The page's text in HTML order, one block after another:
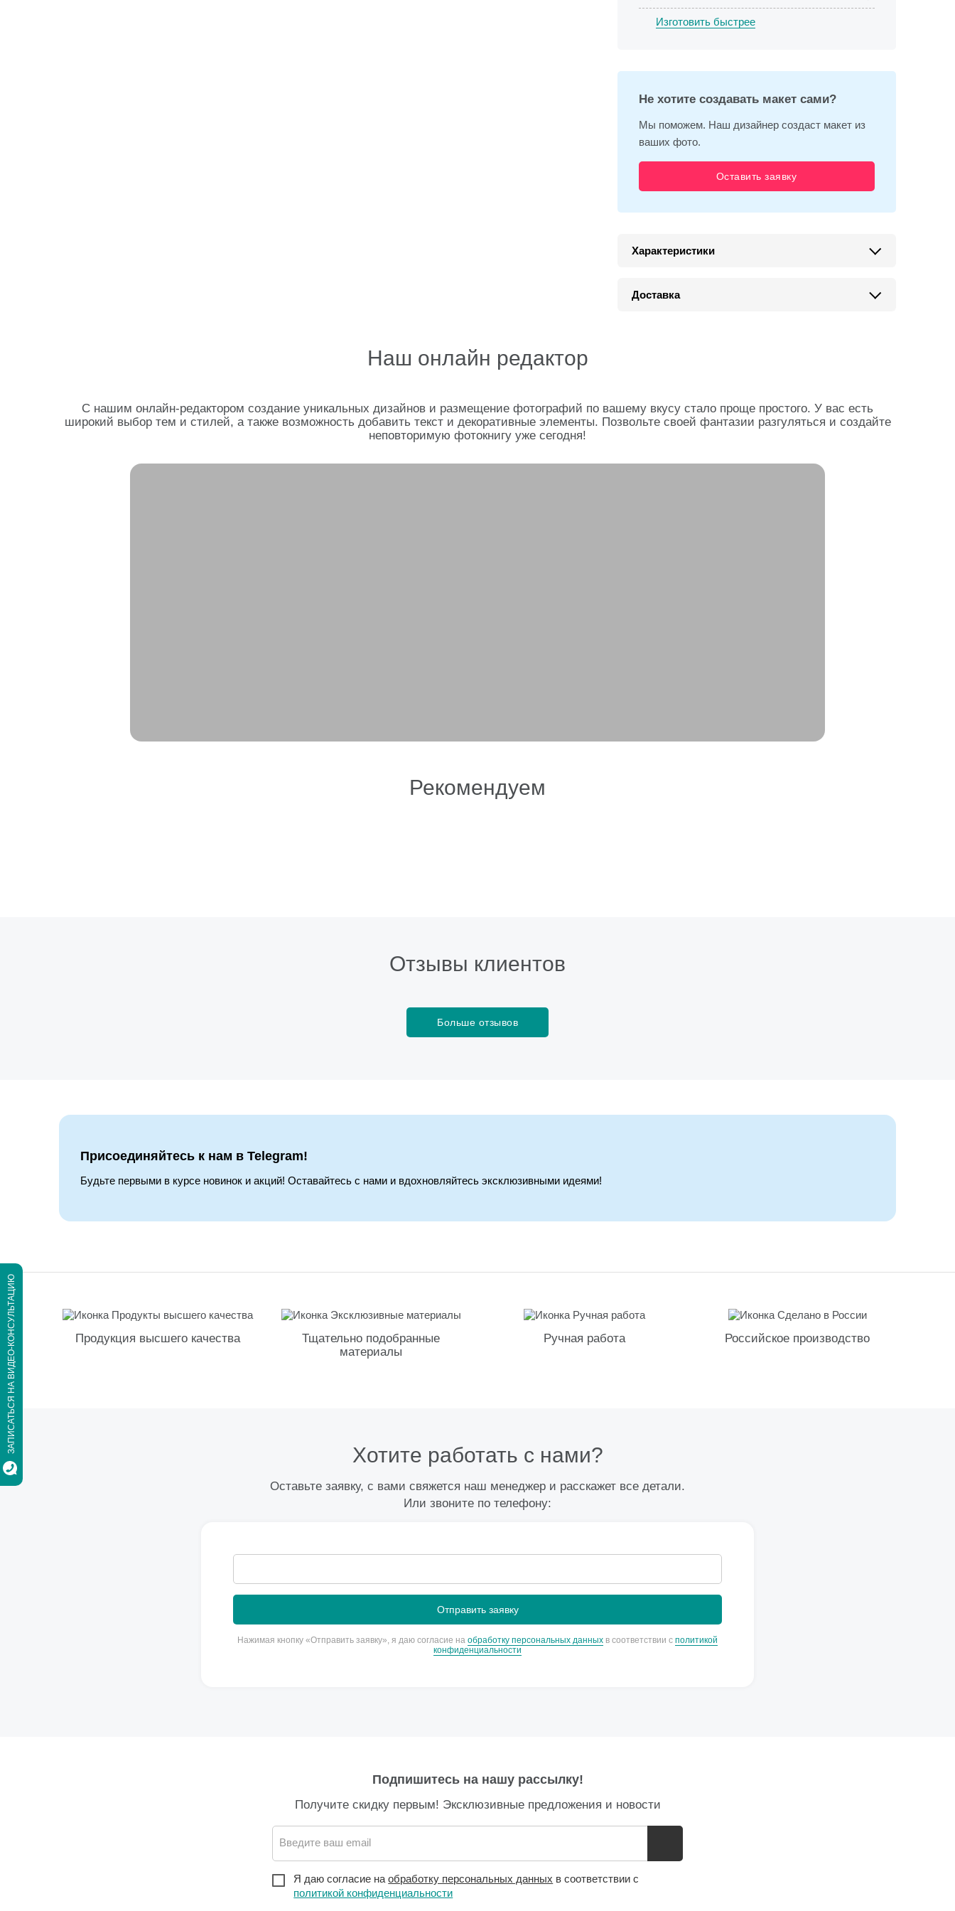
ЗАПИСАТЬСЯ НА ВИДЕО-КОНСУЛЬТАЦИЮ
Изготовить быстрее
Не хотите создавать макет сами?
Мы поможем. Наш дизайнер создаст макет из
ваших фото.
Оставить заявку
Характеристики
Доставка
Наш онлайн редактор
С нашим онлайн-редактором создание уникальных дизайнов и размещение фотографий по вашему вкусу стало проще простого. У вас есть
широкий выбор тем и стилей, а также возможность добавить текст и декоративные элементы. Позвольте своей фантазии разгуляться и создайте
неповторимую фотокнигу уже сегодня!
Рекомендуем
Отзывы клиентов
Больше отзывов
Присоединяйтесь к нам в Telegram!
Будьте первыми в курсе новинок и акций! Оставайтесь с нами и вдохновляйтесь эксклюзивными идеями!
Продукция высшего качества
Тщательно подобранные
материалы
Ручная работа Российское производство
Хотите работать с нами?
Оставьте заявку, с вами свяжется наш менеджер и расскажет все детали.
Или звоните по телефону:
Нажимая кнопку «Отправить заявку», я даю согласие на обработку персональных данных в соответствии с политикой
конфиденциальности
Подпишитесь на нашу рассылку!
Получите скидку первым! Эксклюзивные предложения и новости
Введите ваш email
Я даю согласие наобработку персональных данных в соответствии с
политикой конфиденциальности